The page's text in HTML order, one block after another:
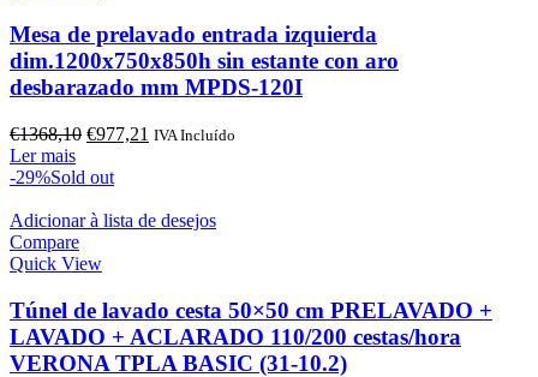
Mesa de prelavado entrada izquierda
dim.1200x750x850h sin estante con aro
desbarazado mm MPDS-120I
€1368,10 O
original
€1368,10.
€977,21 O
€977,21.
IVA Incluído
Ler mais
-29%Sold out
Adicionar à lista de desejos
Compare
Quick View
Túnel de lavado cesta 50×50 cm PRELAVADO +
LAVADO + ACLARADO 110/200 cestas/hora
VERONA TPLA BASIC (31-10.2)